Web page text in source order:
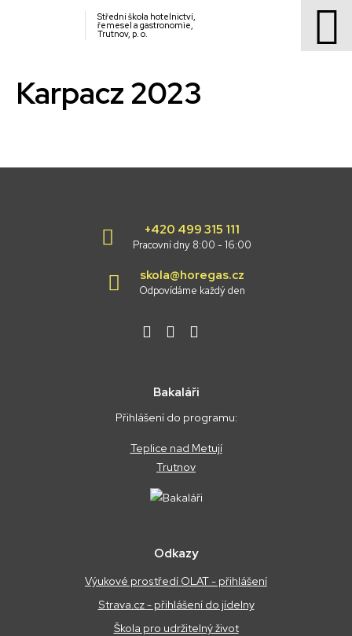
Střední škola hotelnictví,
řemesel a gastronomie,
Trutnov, p. o.
Karpacz 2023
+420 499 315 111
Pracovní dny 8:00 - 16:00
skola@horegas.cz
Odpovídáme každý den
Bakaláři
Přihlášení do programu:
Teplice nad Metují
Trutnov
Odkazy
Výukové prostředí OLAT - přihlášení
Strava.cz - přihlášení do jídelny
Škola pro udržitelný život